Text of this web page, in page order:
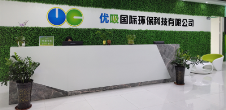
书”）、拥有多名高级《环
境工程高级工程师》室内
空气治理资格认证的治理
人员、掌握室内空气净化
治理实用技术和五项专利
技术、八项计算机软件著
作权登记证书等。研发实